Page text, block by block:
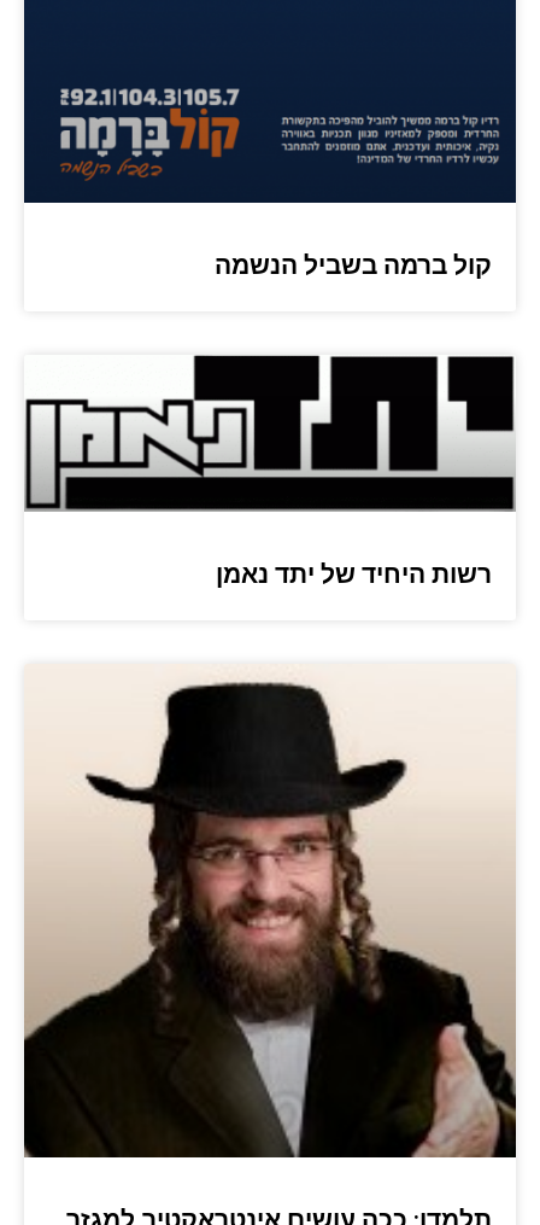
קול ברמה בשביל הנשמה
רשות היחיד של יתד נאמן